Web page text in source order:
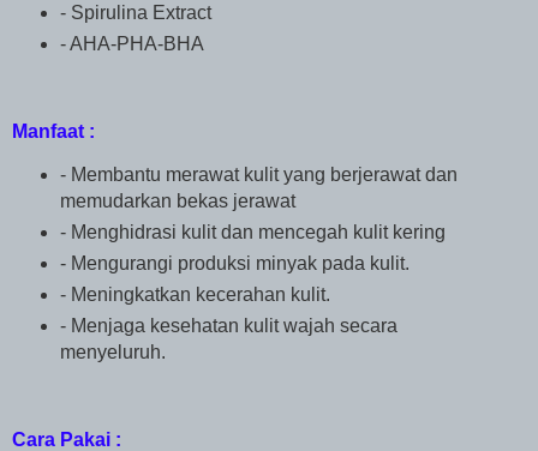
- Spirulina Extract
- AHA-PHA-BHA
Manfaat :
- Membantu merawat kulit yang berjerawat dan
memudarkan bekas jerawat
- Menghidrasi kulit dan mencegah kulit kering
- Mengurangi produksi minyak pada kulit.
- Meningkatkan kecerahan kulit.
- Menjaga kesehatan kulit wajah secara
menyeluruh.
Cara Pakai :